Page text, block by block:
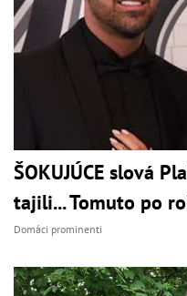
ŠOKUJÚCE slová
tajili... Tomuto po
Domáci prominenti